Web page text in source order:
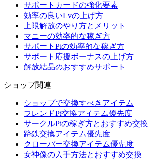
サポートカードの強化要素
効率の良いLvの上げ方
上限解放のやり方とメリット
マニーの効率的な稼ぎ方
サポートPtの効率的な稼ぎ方
サポート応援ボーナスの上げ方
解放結晶のおすすめサポート
ショップ関連
ショップで交換すべきアイテム
フレンドPt交換アイテム優先度
サークルPtの稼ぎ方とおすすめ交換
蹄鉄交換アイテム優先度
クローバー交換アイテム優先度
女神像の入手方法とおすすめ交換